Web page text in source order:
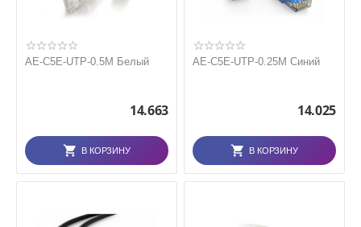
AE-C5E-UTP-0.5M Белый
14.663
В КОРЗИНУ
AE-C5E-UTP-0.25M Синий
14.025
В КОРЗИНУ